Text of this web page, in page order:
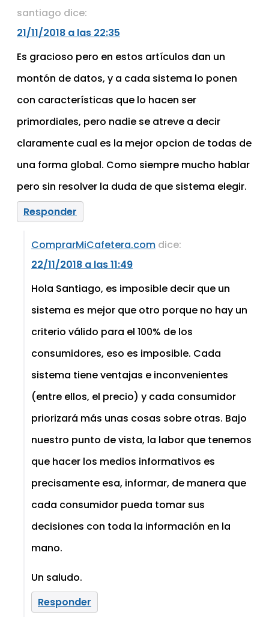
santiago dice:
21/11/2018 a las 22:35
Es gracioso pero en estos artículos dan un
montón de datos, y a cada sistema lo ponen
con características que lo hacen ser
primordiales, pero nadie se atreve a decir
claramente cual es la mejor opcion de todas de
una forma global. Como siempre mucho hablar
pero sin resolver la duda de que sistema elegir.
Responder
ComprarMiCafetera.com dice:
22/11/2018 a las 11:49
Hola Santiago, es imposible decir que un
sistema es mejor que otro porque no hay un
criterio válido para el 100% de los
consumidores, eso es imposible. Cada
sistema tiene ventajas e inconvenientes
(entre ellos, el precio) y cada consumidor
priorizará más unas cosas sobre otras. Bajo
nuestro punto de vista, la labor que tenemos
que hacer los medios informativos es
precisamente esa, informar, de manera que
cada consumidor pueda tomar sus
decisiones con toda la información en la
mano.
Un saludo.
Responder